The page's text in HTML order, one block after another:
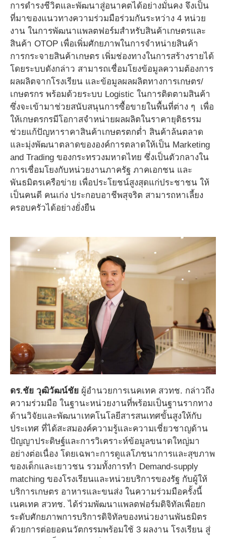
การดำรงชีวิตและพัฒนาสู่อนาคตได้อย่างมั่นคง จึงเป็น
ที่มาของแนวทางความร่วมมือร่วมกันระหว่าง 4 หน่วย
งาน ในการพัฒนาแพลตฟอร์มสำหรับสินค้าเกษตรและ
สินค้า OTOP เพื่อเพิ่มศักยภาพในการจำหน่ายสินค้า
การกระจายสินค้าเกษตร เพิ่มช่องทางในการสร้างรายได้
โดยระบบดังกล่าว สามารถเชื่อมโยงข้อมูลความต้องการ
ผลผลิตจากโรงเรียน และข้อมูลผลผลิตทางการเกษตร/
เกษตรกร พร้อมด้วยระบบ Logistic ในการติดตามสินค้า
ซึ่งจะเข้ามาช่วยสนับสนุนการซื้อขายในพื้นที่ต่าง ๆ เพื่อ
ให้เกษตรกรมีโอกาสจำหน่ายผลผลิตในราคายุติธรรม
ช่วยแก้ปัญหาราคาสินค้าเกษตรตกต่ำ สินค้าล้นตลาด
และมุ่งพัฒนาตลาดขององค์การตลาดให้เป็น Marketing
and Trading ของกระทรวงมหาดไทย ซึ่งเป็นตัวกลางใน
การเชื่อมโยงกับหน่วยงานภาครัฐ ภาคเอกชน และ
พันธมิตรเครือข่าย เพื่อประโยชน์สูงสุดแก่ประชาชน ให้
เป็นคนดี คนเก่ง ประกอบอาชีพสุจริต สามารถหาเลี้ยง
ครอบครัวได้อย่างยั่งยืน
ดร.ชัย วุฒิวัฒน์ชัย ผู้อำนวยการเนคเทค สวทช. กล่าวถึง
ความร่วมมือ ในฐานะหน่วยงานที่พร้อมเป็นฐานรากทาง
ด้านวิจัยและพัฒนาเทคโนโลยีสารสนเทศขั้นสูงให้กับ
ประเทศ ที่ได้สะสมองค์ความรู้และความเชี่ยวชาญด้าน
ปัญญาประดิษฐ์และการวิเคราะห์ข้อมูลขนาดใหญ่มา
อย่างต่อเนื่อง โดยเฉพาะการดูแลโภชนาการและสุขภาพ
ของเด็กและเยาวชน รวมทั้งการทำ Demand-supply
matching ของโรงเรียนและหน่วยบริการของรัฐ กับผู้ให้
บริการเกษตร อาหารและขนส่ง ในความร่วมมือครั้งนี้
เนคเทค สวทช. ได้ร่วมพัฒนาแพลตฟอร์มดิจิทัลเพื่อยก
ระดับศักยภาพการบริการดิจิทัลของหน่วยงานพันธมิตร
ด้วยการต่อยอดนวัตกรรมพร้อมใช้ 3 ผลงาน โรงเรียน สู่